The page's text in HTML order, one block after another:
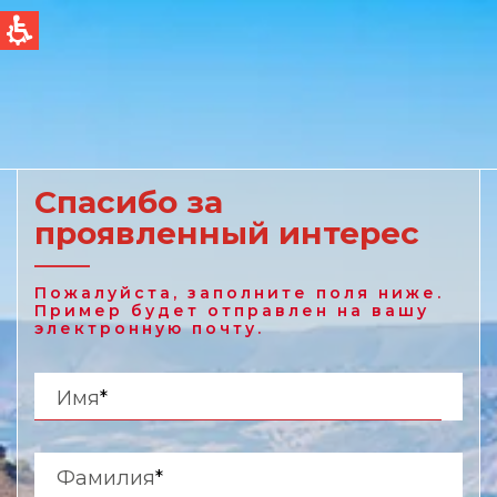
United States
Australia
English
Spain & LATAM
Спасибо за
проявленный интерес
Пожалуйста, заполните поля ниже.
Пример будет отправлен на вашу
электронную почту.
Имя*
Фамилия*